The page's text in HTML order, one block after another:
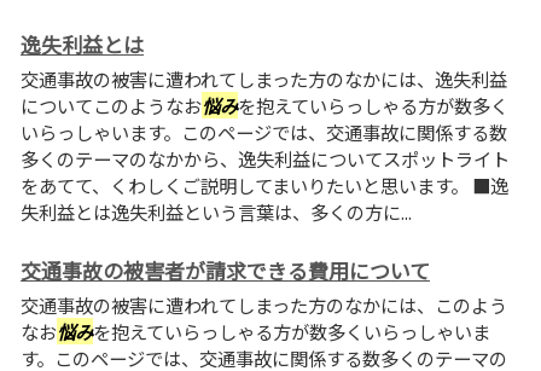
逸失利益とは
交通事故の被害に遭われてしまった方のなかには、逸失利益
についてこのようなお悩みを抱えていらっしゃる方が数多く
いらっしゃいます。このページでは、交通事故に関係する数
多くのテーマのなかから、逸失利益についてスポットライト
をあてて、くわしくご説明してまいりたいと思います。 ■逸
失利益とは逸失利益という言葉は、多くの方に...
交通事故の被害者が請求できる費用について
交通事故の被害に遭われてしまった方のなかには、このよう
なお悩みを抱えていらっしゃる方が数多くいらっしゃいま
す。このページでは、交通事故に関係する数多くのテーマの